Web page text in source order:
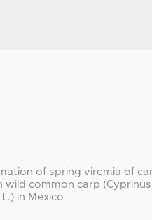
of spring viremia of
wild common carp (Cyprinus
in Mexico